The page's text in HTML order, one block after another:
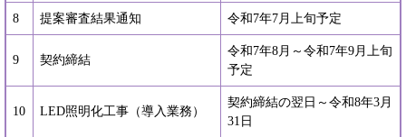
8 提案審査結果通知 令和7年7月上旬予定
9 契約締結
令和7年8月～令和7年9月上旬
予定
10 LED照明化工事（導入業務）
契約締結の翌日～令和8年3月
31日